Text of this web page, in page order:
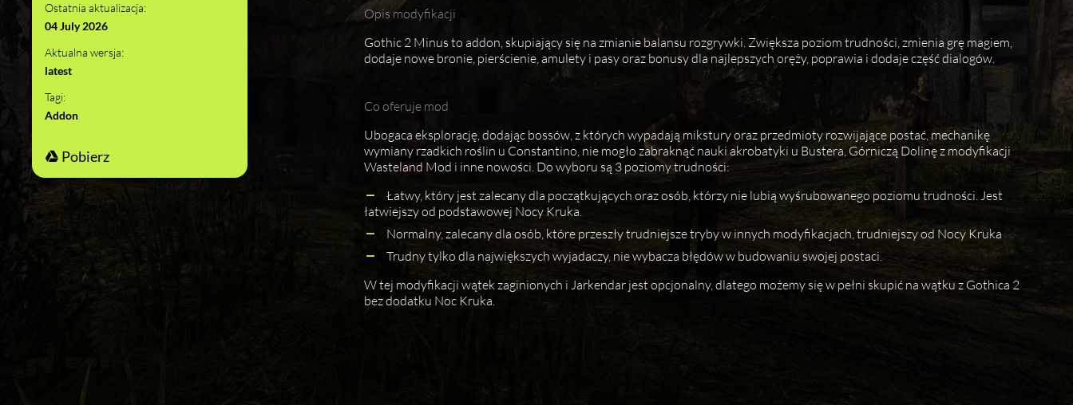
Ostatnia aktualizacja:
04 July 2026
Aktualna wersja:
latest
Tagi:
Addon
Pobierz
Opis modyfikacji
Gothic 2 Minus to addon, skupiający się na zmianie balansu rozgrywki. Zwiększa poziom trudności, zmienia grę magiem,
dodaje nowe bronie, pierścienie, amulety i pasy oraz bonusy dla najlepszych oręży, poprawia i dodaje część dialogów.
Co oferuje mod
Ubogaca eksplorację, dodając bossów, z których wypadają mikstury oraz przedmioty rozwijające postać, mechanikę
wymiany rzadkich roślin u Constantino, nie mogło zabraknąć nauki akrobatyki u Bustera, Górniczą Dolinę z modyfikacji
Wasteland Mod i inne nowości. Do wyboru są 3 poziomy trudności:
Łatwy, który jest zalecany dla początkujących oraz osób, którzy nie lubią wyśrubowanego poziomu trudności. Jest
łatwiejszy od podstawowej Nocy Kruka.
Normalny, zalecany dla osób, które przeszły trudniejsze tryby w innych modyfikacjach, trudniejszy od Nocy Kruka
Trudny tylko dla największych wyjadaczy, nie wybacza błędów w budowaniu swojej postaci.
W tej modyfikacji wątek zaginionych i Jarkendar jest opcjonalny, dlatego możemy się w pełni skupić na wątku z Gothica 2
bez dodatku Noc Kruka.